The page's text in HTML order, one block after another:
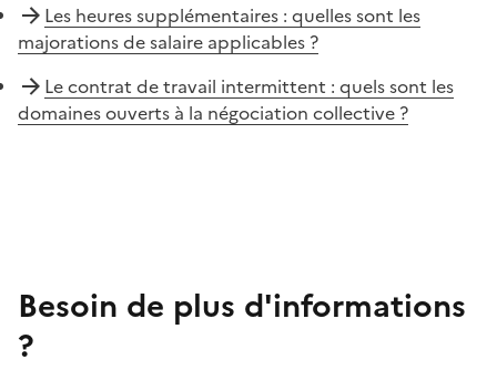
Les heures supplémentaires : quelles sont les
majorations de salaire applicables ?
Le contrat de travail intermittent : quels sont les
domaines ouverts à la négociation collective ?
Besoin de plus d'informations
?